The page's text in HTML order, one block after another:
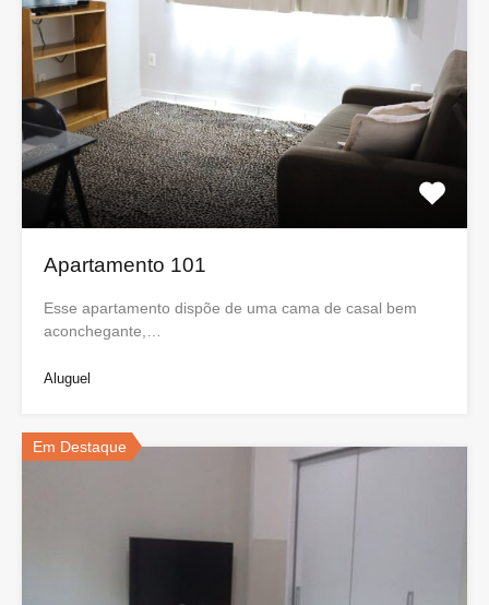
Apartamento 101
Esse apartamento dispõe de uma cama de casal bem
aconchegante,…
Aluguel
Em Destaque